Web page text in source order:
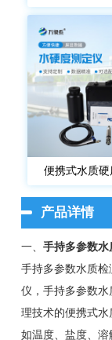
便携式水质硬
产品详情
一、 手持多参数水
手持多参数水质检
仪，手持多参数
理技术的便携式水
如温度、盐度、